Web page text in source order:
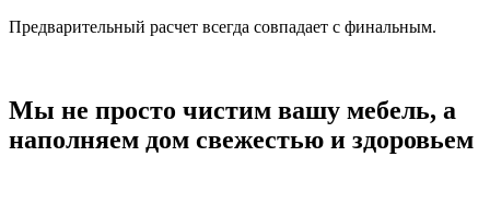
Предварительный расчет всегда совпадает с финальным.
Мы не просто чистим вашу мебель, а
наполняем дом свежестью и здоровьем